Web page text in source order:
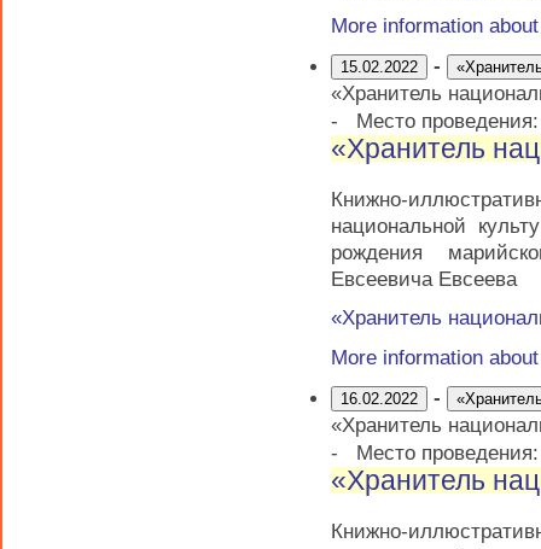
More information
15.02.2022 -
«Хранитель
-
Место
«Хранитель
Книжно-
национальной
рождения
Евсеевича Евсеева
«Хранитель
More information
16.02.2022 -
«Хранитель
-
Место
«Хранитель
Книжно-